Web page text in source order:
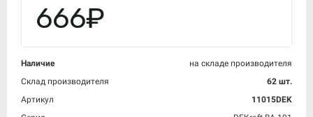
666₽
Наличие
на складе производителя
Склад производителя
62 шт.
Артикул
11015DEK